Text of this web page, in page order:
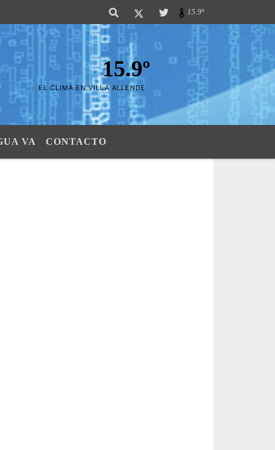
SI SU AVISO ESTA AQUÃ,..FELICITACIONES PUES..! "El
15.9º
15.9º
EL CLIMA EN VILLA ALLENDE
VA CONTACTO